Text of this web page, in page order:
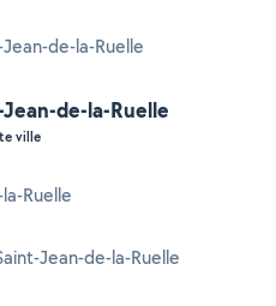
de-la-Ruelle
de-la-Ruelle
ville
Ruelle
Jean-de-la-Ruelle